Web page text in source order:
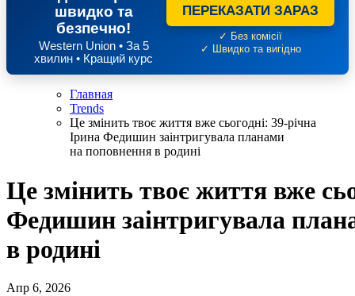
швидко та
безпечно!
Western Union • За 5
хвилин • Кращий курс
ПЕРЕКАЗАТИ ЗАРАЗ
✓ Без комісії
✓ Швидко та вигідно
Главная
Trends
Це змінить твоє життя вже сьогодні: 39-річна
Ірина Федишин заінтригувала планами
на поповнення в родині
Це змінить твоє життя вже
Федишин заінтригувала
в родині
Апр 6, 2026